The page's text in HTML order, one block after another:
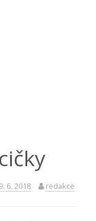
6. 2018 redakce